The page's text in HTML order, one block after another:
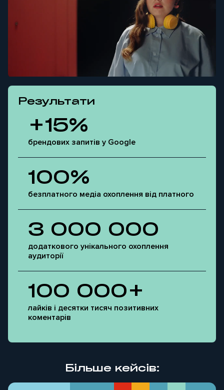
Результати
+15%
брендових запитів у Google
100%
безплатного медіа охоплення від платного
3 000 000
додаткового унікального охоплення
аудиторії
100 000+
лайків і десятки тисяч позитивних
коментарів
Більше кейсів: